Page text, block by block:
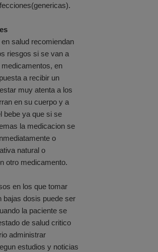
salud recomiendan
riesgos si se van a
en
a recibir un
muy atenta a los
en su cuerpo y a
bebe ya que si se
la medicacion se
o
natural o
otro medicamento.
en los que tomar
bajas dosis puede ser
la paciente se
de salud critico
administrar
estudios y noticias